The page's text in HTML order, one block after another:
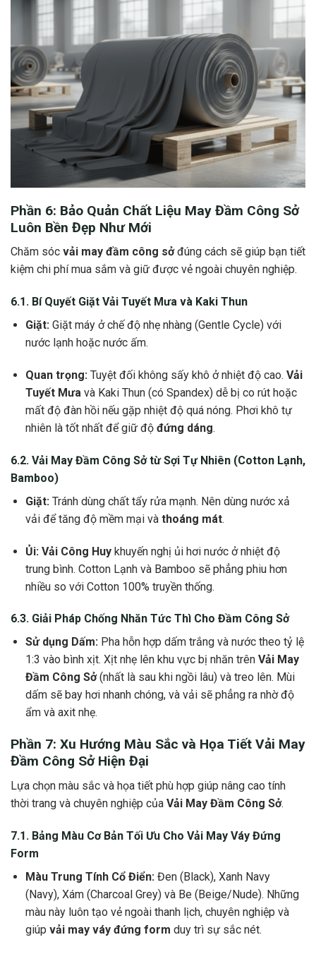
Phần 6: Bảo Quản Chất Liệu May Đầm Công Sở
Luôn Bền Đẹp Như Mới
Chăm sóc vải may đầm công sởđúng cách sẽ giúp bạn tiết
kiệm chi phí mua sắm và giữ được vẻ ngoài chuyên nghiệp.
6.1. Bí Quyết Giặt Vải Tuyết Mưa và Kaki Thun
Giặt:Giặt máy ở chế độ nhẹ nhàng (Gentle Cycle) với
nước lạnh hoặc nước ấm.
Quan trọng:Tuyệt đối không sấy khô ở nhiệt độ cao. Vải
Tuyết Mưavà Kaki Thun (có Spandex) dễ bị co rút hoặc
mất độ đàn hồi nếu gặp nhiệt độ quá nóng. Phơi khô tự
nhiên là tốt nhất để giữ độ đứng dáng.
6.2. Vải May Đầm Công Sởtừ Sợi Tự Nhiên (Cotton Lạnh,
Bamboo)
Giặt: Tránh dùng chất tẩy rửa mạnh. Nên dùng nước xả
vải để tăng độ mềm mại và thoáng mát.
Ủi: Vải Công Huykhuyến nghị ủi hơi nước ở nhiệt độ
trung bình. Cotton Lạnh và Bamboo sẽ phẳng phiu hơn
nhiều so với Cotton 100% truyền thống.
6.3. Giải Pháp Chống Nhăn Tức Thì Cho Đầm Công Sở
Sử dụng Dấm:Pha hỗn hợp dấm trắng và nước theo tỷ lệ
1:3 vào bình xịt. Xịt nhẹ lên khu vực bị nhăn trên Vải May
Đầm Công Sở(nhất là sau khi ngồi lâu) và treo lên. Mùi
dấm sẽ bay hơi nhanh chóng, và vải sẽ phẳng ra nhờ độ
ẩm và axit nhẹ.
Phần 7: Xu Hướng Màu Sắc và Họa Tiết Vải May
Đầm Công SởHiện Đại
Lựa chọn màu sắc và họa tiết phù hợp giúp nâng cao tính
thời trang và chuyên nghiệp của Vải May Đầm Công Sở.
7.1. Bảng Màu Cơ Bản Tối Ưu Cho Vải May Váy Đứng
Form
Màu Trung Tính Cổ Điển: Đen (Black), Xanh Navy
(Navy), Xám (Charcoal Grey) và Be (Beige/Nude). Những
màu này luôn tạo vẻ ngoài thanh lịch, chuyên nghiệp và
giúp vải may váy đứng form duy trì sự sắc nét.